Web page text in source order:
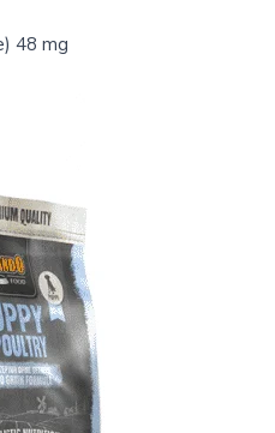
48 mg